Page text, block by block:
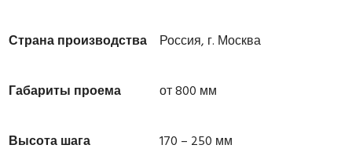
Страна производства Россия, г. Москва
Габариты проема от 800 мм
Высота шага 170 – 250 мм